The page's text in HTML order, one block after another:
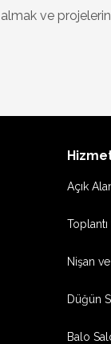
ve
Açık
Nişan
Düğün
Balo